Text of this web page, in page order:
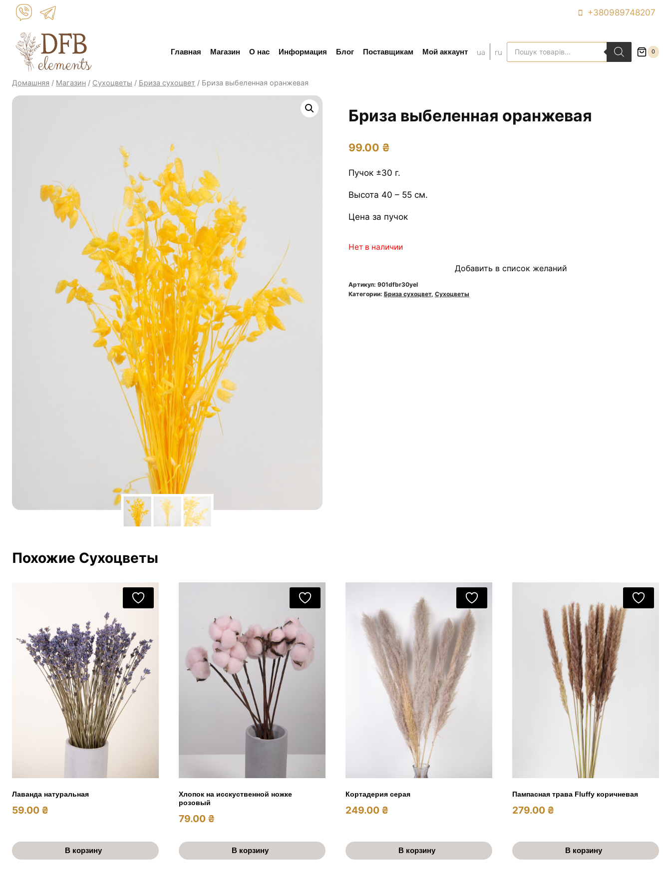
Перейти
контенту
+380989748207
Главная Магазин О нас Информация Блог Поставщикам Мой аккаунт ua ru
Поиск
товаров
0
Домашняя / Магазин / Сухоцветы / Бриза сухоцвет / Бриза выбеленная оранжевая
Бриза выбеленная оранжевая
99.00 ₴
Пучок ±30 г.
Высота 40 – 55 см.
Цена за пучок
Нет в наличии
Добавить в список желаний
Артикул: 901dfbr30yel
Категории: Бриза сухоцвет, Сухоцветы
Похожие Сухоцветы
Лаванда натуральная
59.00 ₴
В корзину
Хлопок на исскуственной ножке
розовый
79.00 ₴
В корзину
Кортадерия серая
249.00 ₴
В корзину
Пампасная трава Fluffy коричневая
279.00 ₴
В корзину